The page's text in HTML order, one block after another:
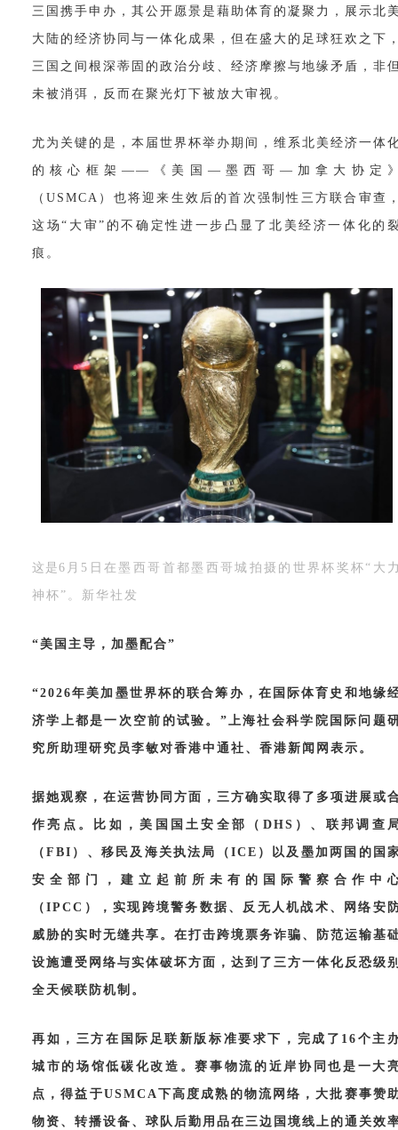
三国携手申办，其公开愿景是藉助体育的凝聚力，展示北
大陆的经济协同与一体化成果，但在盛大的足球狂欢之下
三国之间根深蒂固的政治分歧、经济摩擦与地缘矛盾，非
未被消弭，反而在聚光灯下被放大审视。
尤为关键的是，本届世界杯举办期间，维系北美经济一体
的核心框架——《美国—墨西哥—加拿大协定
（USMCA）也将迎来生效后的首次强制性三方联合审查
这场“大审”的不确定性进一步凸显了北美经济一体化的
痕。
这是6月5日在墨西哥首都墨西哥城拍摄的世界杯奖杯“大
神杯”。新华社发
“美国主导，加墨配合”
“2026年美加墨世界杯的联合筹办，在国际体育史和地缘
济学上都是一次空前的试验。”上海社会科学院国际问题
究所助理研究员李敏对香港中通社、香港新闻网表示。
据她观察，在运营协同方面，三方确实取得了多项进展或
作亮点。比如，美国国土安全部（ DHS）、联邦调查
（FBI）、移民及海关执法局（ICE）以及墨加两国的国
安全部门，建立起前所未有的国际警察合作中
（IPCC），实现跨境警务数据、反无人机战术、网络安
威胁的实时无缝共享。在打击跨境票务诈骗、防范运输基
设施遭受网络与实体破坏方面，达到了三方一体化反恐级
全天候联防机制。
再如，三方在国际足联新版标准要求下，完成了 16个主
城市的场馆低碳化改造。赛事物流的近岸协同也是一大
点，得益于USMCA下高度成熟的物流网络，大批赛事赞
物资、转播设备、球队后勤用品在三边国境线上的通关效